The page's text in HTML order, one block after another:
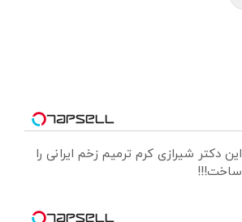
این دکتر شیرازی کرم ترمیم زخم ایرانی را
ساخت!!!